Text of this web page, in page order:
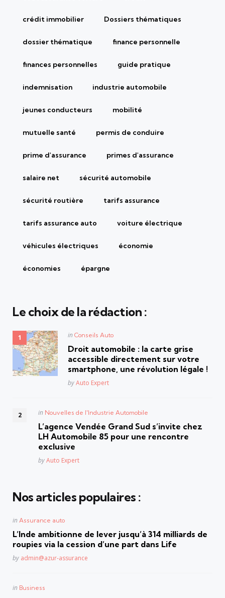
crédit immobilier Dossiers thématiques
dossier thématique finance personnelle
finances personnelles guide pratique
indemnisation industrie automobile
jeunes conducteurs mobilité
mutuelle santé permis de conduire
prime d'assurance primes d'assurance
salaire net sécurité automobile
sécurité routière tarifs assurance
tarifs assurance auto voiture électrique
véhicules électriques économie
économies épargne
Le choix de la rédaction :
Posted
in Conseils Auto
Droit automobile : la carte grise
accessible directement sur votre
smartphone, une révolution légale !
Posted
byAuto Expert
Posted
in Nouvelles de l'Industrie Automobile
L’agence Vendée Grand Sud s’invite chez
LH Automobile 85 pour une rencontre
exclusive
Posted
byAuto Expert
Nos articles populaires :
Posted
in Assurance auto
L’Inde ambitionne de lever jusqu’à 314 milliards de
roupies via la cession d’une part dans Life
Posted
by admin@azur-assurance
Posted
in Business